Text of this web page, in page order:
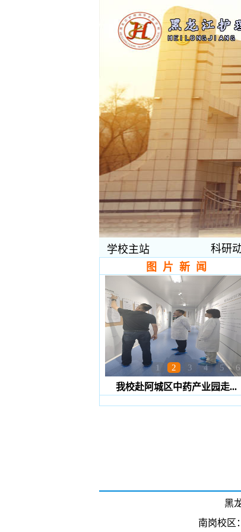
学校主站 科研
图 片 新 闻
1 2 3 4 5 6
我校赴阿城区中药产业园走...
黑
南岗校区